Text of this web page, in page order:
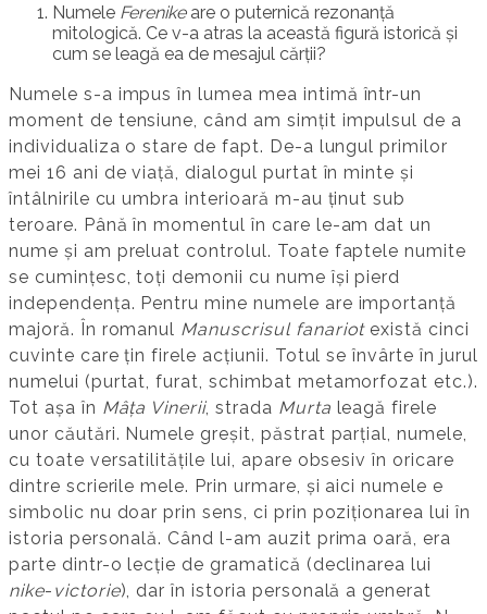
Numele Ferenikeare o puternică rezonanță
mitologică. Ce v-a atras la această figură istorică și
cum se leagă ea de mesajul cărții?
Numele s-a impus în lumea mea intimă într-un
moment de tensiune, când am simțit impulsul de a
individualiza o stare de fapt. De-a lungul primilor
mei 16 ani de viață, dialogul purtat în minte și
întâlnirile cu umbra interioară m-au ținut sub
teroare. Până în momentul în care le-am dat un
nume și am preluat controlul. Toate faptele numite
se cumințesc, toți demonii cu nume își pierd
independența. Pentru mine numele are importanță
majoră. În romanul Manuscrisul fanariotexistă cinci
cuvinte care țin firele acțiunii. Totul se învârte în jurul
numelui (purtat, furat, schimbat metamorfozat etc.).
Tot așa în Mâța Vinerii, strada Murta leagă firele
unor căutări. Numele greșit, păstrat parțial, numele,
cu toate versatilitățile lui, apare obsesiv în oricare
dintre scrierile mele. Prin urmare, și aici numele e
simbolic nu doar prin sens, ci prin poziționarea lui în
istoria personală. Când l-am auzit prima oară, era
parte dintr-o lecție de gramatică (declinarea lui
nike- victorie), dar în istoria personală a generat